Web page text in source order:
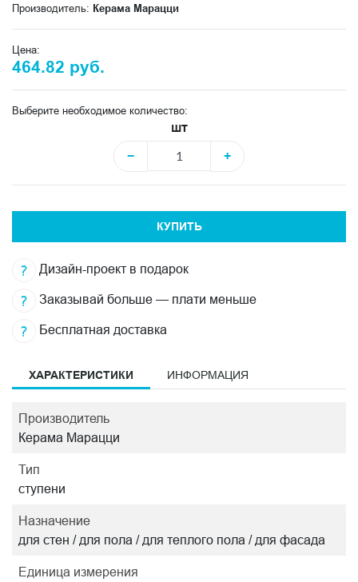
Производитель: Керама Марацци
Цена:
464.82 руб.
Выберите необходимое количество:
шт
−
+
КУПИТЬ
Дизайн-проект в подарок
Заказывай больше — плати меньше
Бесплатная доставка
ХАРАКТЕРИСТИКИ ИНФОРМАЦИЯ
Производитель
Керама Марацци
Тип
ступени
Назначение
для стен / для пола / для теплого пола / для фасада
Единица измерения